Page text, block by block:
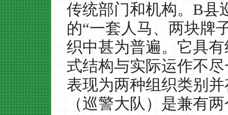
传统部门和机构。B县
的“一套人马、两块牌
织中甚为普遍。它具
式结构与实际运作不
表现为两种组织类别
（巡警大队）是兼有